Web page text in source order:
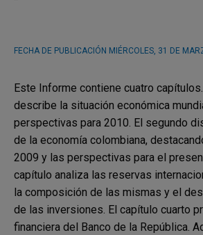
FECHA DE PUBLICACIÓN MIÉRCOLES, 31 DE
Este Informe contiene cuatro
describe la situación económica
perspectivas para 2010. El segundo
de la economía colombiana,
2009 y las perspectivas para el
capítulo analiza las reservas
la composición de las mismas y el
de las inversiones. El capítulo cuarto
financiera del Banco de la República.